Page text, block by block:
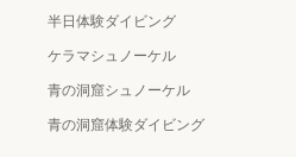
半日体験ダイビング
ケラマシュノーケル
青の洞窟シュノーケル
青の洞窟体験ダイビング